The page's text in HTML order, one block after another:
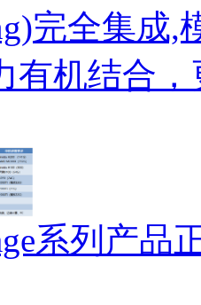
完全集成
有机结合
系列产品